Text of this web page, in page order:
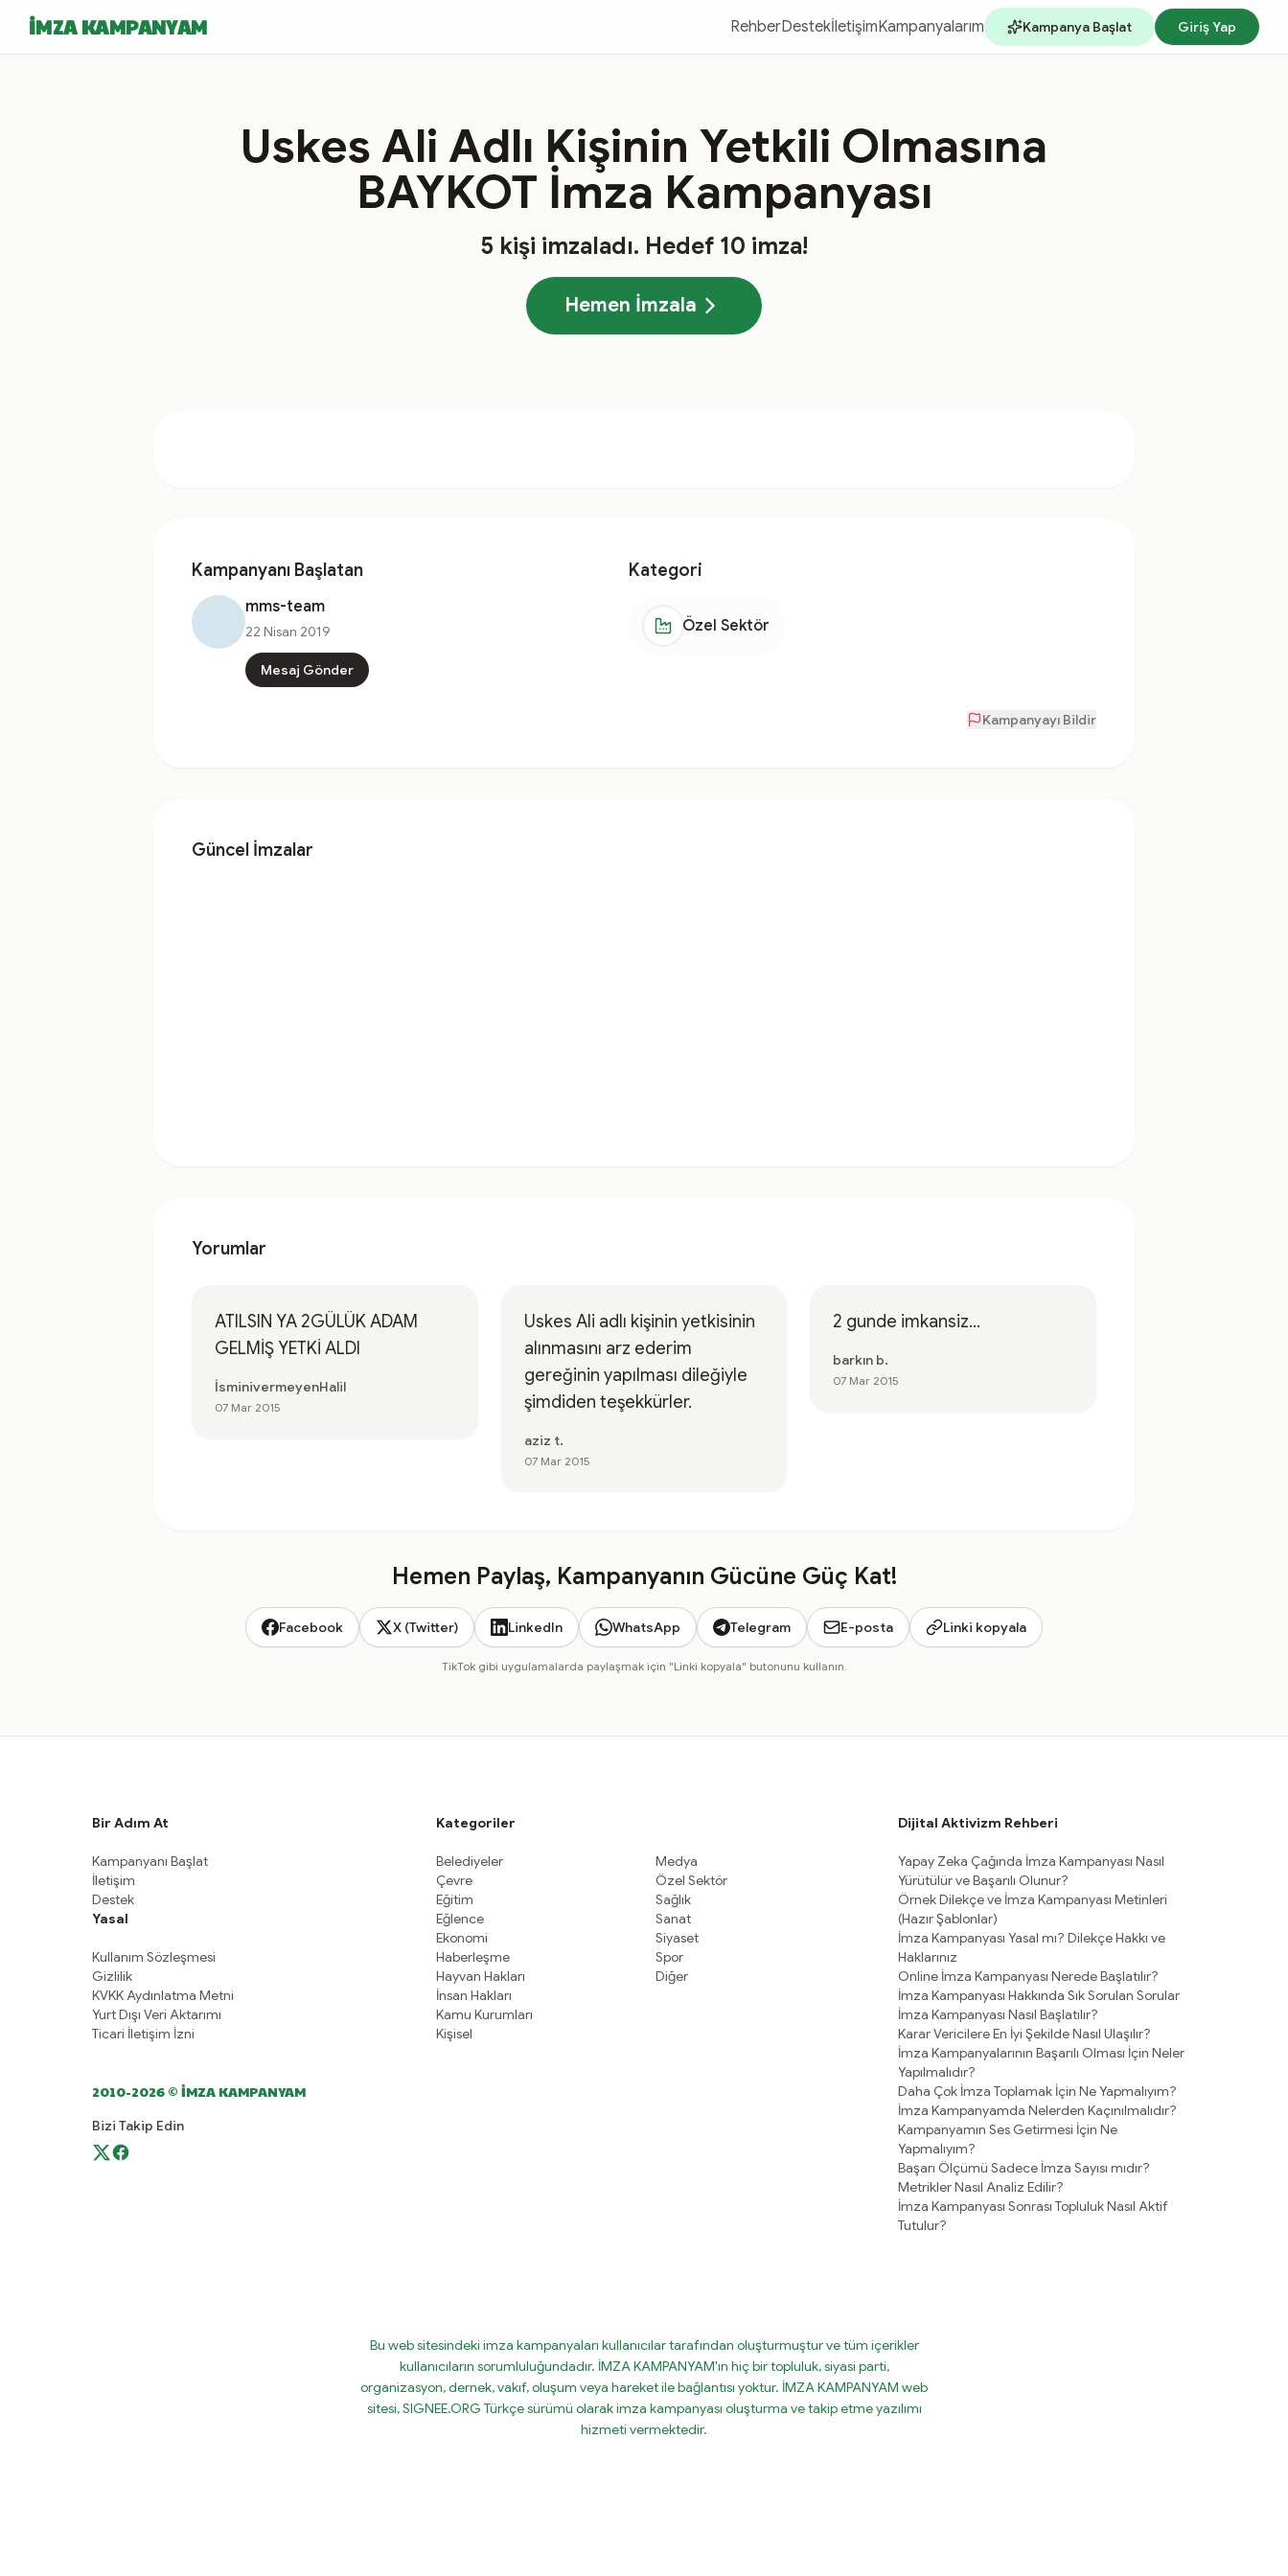
İMZA KAMPANYAM RehberDestekİletişimKampanyalarım Kampanya Başlat Giriş Yap
Uskes Ali Adlı Kişinin Yetkili Olmasına
BAYKOT İmza Kampanyası
5 kişi imzaladı. Hedef 10 imza!
Hemen İmzala
Kampanyanı Başlatan
mms-team
22 Nisan 2019
Mesaj Gönder
Kategori
Özel Sektör
Kampanyayı Bildir
Güncel İmzalar
Yorumlar
ATILSIN YA 2GÜLÜK ADAM
GELMİŞ YETKİ ALDI
İsminivermeyenHalil
07 Mar 2015
Uskes Ali adlı kişinin yetkisinin
alınmasını arz ederim
gereğinin yapılması dileğiyle
şimdiden teşekkürler.
aziz t.
07 Mar 2015
2 gunde imkansiz...
barkın b.
07 Mar 2015
Hemen Paylaş, Kampanyanın Gücüne Güç Kat!
Facebook X (Twitter) LinkedIn WhatsApp Telegram E-posta Linki kopyala
TikTok gibi uygulamalarda paylaşmak için "Linki kopyala" butonunu kullanın.
Bir Adım At
Kampanyanı Başlat
İletişim
Destek
Yasal
Kullanım Sözleşmesi
Gizlilik
KVKK Aydınlatma Metni
Yurt Dışı Veri Aktarımı
Ticari İletişim İzni
2010-2026 © İMZA KAMPANYAM
Bizi Takip Edin
Kategoriler
Belediyeler
Çevre
Eğitim
Eğlence
Ekonomi
Haberleşme
Hayvan Hakları
İnsan Hakları
Kamu Kurumları
Kişisel
Medya
Özel Sektör
Sağlık
Sanat
Siyaset
Spor
Diğer
Dijital Aktivizm Rehberi
Yapay Zeka Çağında İmza Kampanyası Nasıl
Yürütülür ve Başarılı Olunur?
Örnek Dilekçe ve İmza Kampanyası Metinleri
(Hazır Şablonlar)
İmza Kampanyası Yasal mı? Dilekçe Hakkı ve
Haklarınız
Online İmza Kampanyası Nerede Başlatılır?
İmza Kampanyası Hakkında Sık Sorulan Sorular
İmza Kampanyası Nasıl Başlatılır?
Karar Vericilere En İyi Şekilde Nasıl Ulaşılır?
İmza Kampanyalarının Başarılı Olması İçin Neler
Yapılmalıdır?
Daha Çok İmza Toplamak İçin Ne Yapmalıyım?
İmza Kampanyamda Nelerden Kaçınılmalıdır?
Kampanyamın Ses Getirmesi İçin Ne
Yapmalıyım?
Başarı Ölçümü Sadece İmza Sayısı mıdır?
Metrikler Nasıl Analiz Edilir?
İmza Kampanyası Sonrası Topluluk Nasıl Aktif
Tutulur?
Bu web sitesindeki imza kampanyaları kullanıcılar tarafından oluşturmuştur ve tüm içerikler
kullanıcıların sorumluluğundadır. İMZA KAMPANYAM'ın hiç bir topluluk, siyasi parti,
organizasyon, dernek, vakıf, oluşum veya hareket ile bağlantısı yoktur. İMZA KAMPANYAM web
sitesi, SIGNEE.ORG Türkçe sürümü olarak imza kampanyası oluşturma ve takip etme yazılımı
hizmeti vermektedir.